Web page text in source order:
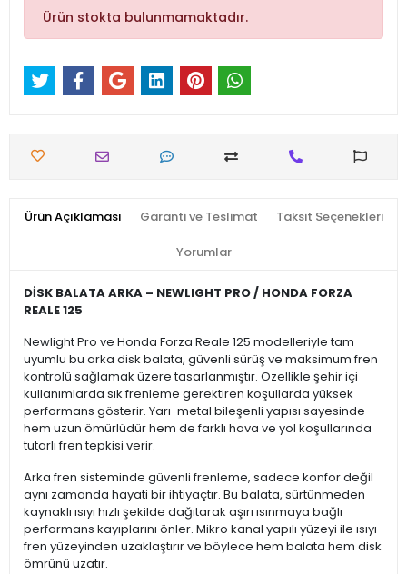
Ürün stokta bulunmamaktadır.
Ürün Açıklaması Garanti ve Teslimat Taksit Seçenekleri
Yorumlar
DİSK BALATA ARKA – NEWLIGHT PRO / HONDA FORZA
REALE 125
Newlight Pro ve Honda Forza Reale 125 modelleriyle tam
uyumlu bu arka disk balata, güvenli sürüş ve maksimum fren
kontrolü sağlamak üzere tasarlanmıştır. Özellikle şehir içi
kullanımlarda sık frenleme gerektiren koşullarda yüksek
performans gösterir. Yarı-metal bileşenli yapısı sayesinde
hem uzun ömürlüdür hem de farklı hava ve yol koşullarında
tutarlı fren tepkisi verir.
Arka fren sisteminde güvenli frenleme, sadece konfor değil
aynı zamanda hayati bir ihtiyaçtır. Bu balata, sürtünmeden
kaynaklı ısıyı hızlı şekilde dağıtarak aşırı ısınmaya bağlı
performans kayıplarını önler. Mikro kanal yapılı yüzeyi ile ısıyı
fren yüzeyinden uzaklaştırır ve böylece hem balata hem disk
ömrünü uzatır.